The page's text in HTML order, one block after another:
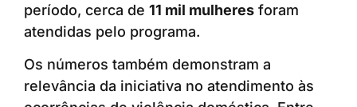
período, cerca de 11 mil mulheres foram
atendidas pelo programa.
Os números também demonstram a
relevância da iniciativa no atendimento às